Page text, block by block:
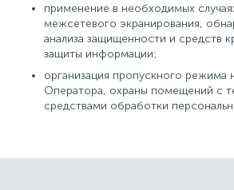
применение в необходимых
межсетевого экранирования,
анализа защищенности и средств
защиты информации;
организация пропускного режима
Оператора, охраны помещений с
средствами обработки